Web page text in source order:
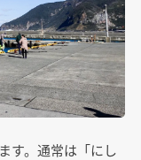
す。通常は「にし